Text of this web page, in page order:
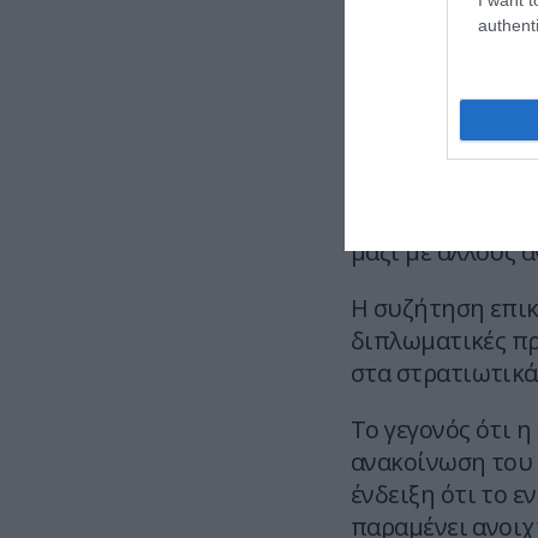
υπουργός
απεσταλμένος
στρατηγός
μαζί με άλλους
Η συζήτηση
διπλωματικές
στα
Το γεγονός ότι
ανακοίνωση του
ένδειξη ότι το
παραμένει